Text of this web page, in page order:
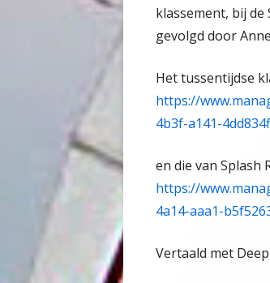
klassement, bij
gevolgd door
Het tussentijdse
https://
4b3f-a141-
en die van Splash
https://
4a14-aaa1-
Vertaald met